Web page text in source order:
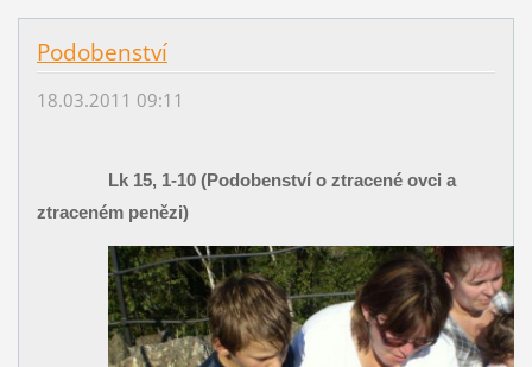
Podobenství
18.03.2011 09:11
Lk 15, 1-10 (Podobenství o ztracené ovci a
ztraceném penězi)